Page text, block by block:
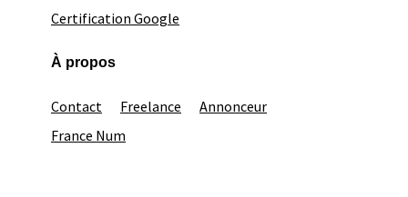
Certification Google
À propos
Contact Freelance
Annonceur
France Num